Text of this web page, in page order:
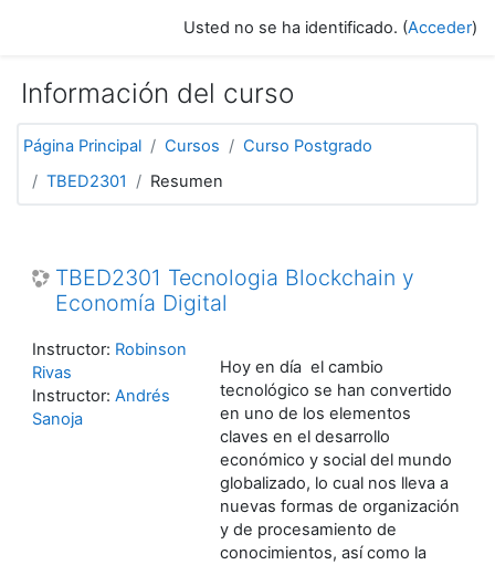
Usted no se ha identificado. (Acceder)
Información del curso
Página Principal Cursos
Curso Postgrado
TBED2301
Resumen
TBED2301 Tecnologia Blockchain y
Economía Digital
Hoy en día el cambio
tecnológico se han convertido
en uno de los elementos
claves en el desarrollo
económico y social del mundo
globalizado, lo cual nos lleva a
nuevas formas de organización
y de procesamiento de
conocimientos, así como la
Instructor: Robinson
Rivas
Instructor: Andrés
Sanoja